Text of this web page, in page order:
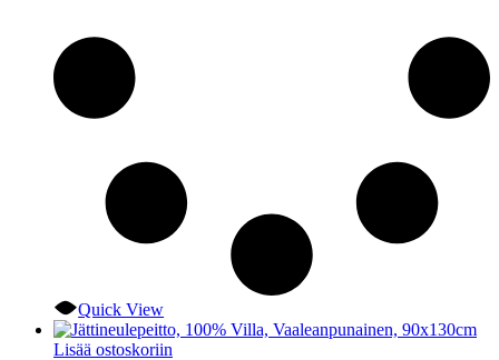
Quick View
Lisää ostoskoriin